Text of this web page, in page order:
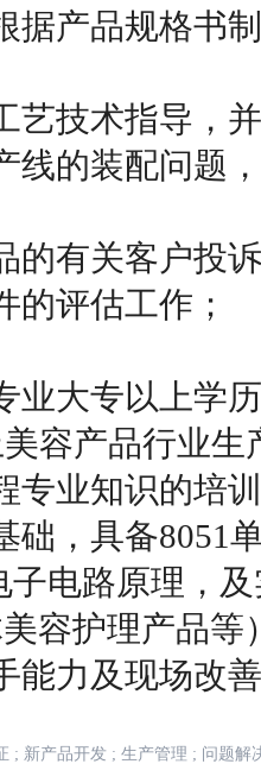
据产品规格书
艺技术指导，
线的装配问题
的有关客户投
的评估工作；
业大专以上学
容产品行业生
专业知识的培
础，具备8051
子电路原理，
容护理产品等
能力及现场改
; 新产品开发 ; 生产管理 ; 问题解